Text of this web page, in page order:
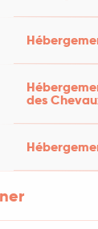
des